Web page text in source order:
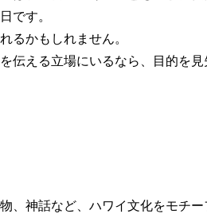
です。
るかもしれません。
伝える立場にいるなら、目的を
、神話など、ハワイ文化をモチ